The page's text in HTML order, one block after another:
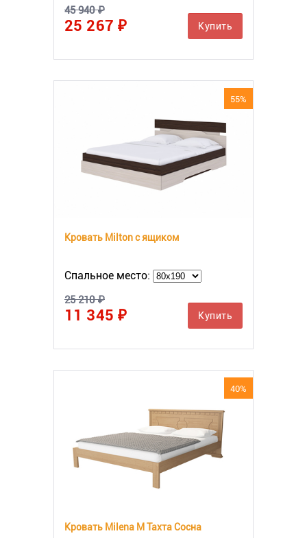
45 940 ₽
25 267 ₽ Купить
55%
Кровать Milton с ящиком
Спальное место:
25 210 ₽
11 345 ₽ Купить
40%
Кровать Milena М Тахта Сосна